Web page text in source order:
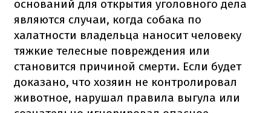
оснований для открытия уголовного дела
являются случаи, когда собака по
халатности владельца наносит человеку
тяжкие телесные повреждения или
становится причиной смерти. Если будет
доказано, что хозяин не контролировал
животное, нарушал правила выгула или